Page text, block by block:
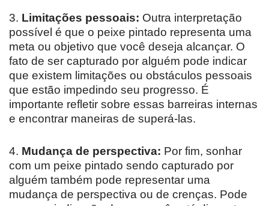
3. Limitações pessoais: Outra interpretação
possível é que o peixe pintado representa uma
meta ou objetivo que você deseja alcançar. O
fato de ser capturado por alguém pode indicar
que existem limitações ou obstáculos pessoais
que estão impedindo seu progresso. É
importante refletir sobre essas barreiras internas
e encontrar maneiras de superá-las.
4. Mudança de perspectiva: Por fim, sonhar
com um peixe pintado sendo capturado por
alguém também pode representar uma
mudança de perspectiva ou de crenças. Pode